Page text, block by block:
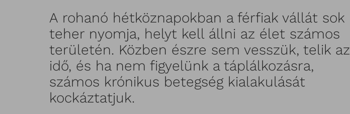
A rohanó hétköznapokban a férfiak vállát sok
teher nyomja, helyt kell állni az élet számos
területén. Közben észre sem vesszük, telik az
idő, és ha nem figyelünk a táplálkozásra,
számos krónikus betegség kialakulását
kockáztatjuk.